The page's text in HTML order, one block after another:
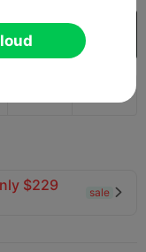
Cloud
$229
sale 